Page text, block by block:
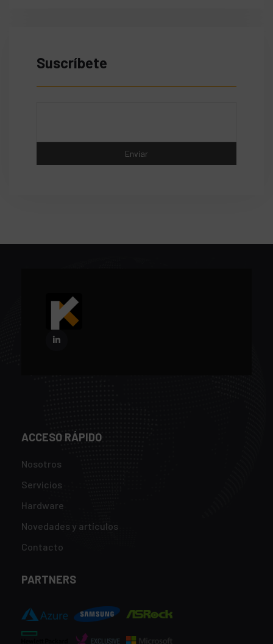
Suscríbete
ACCESO RÁPIDO
Nosotros
Servicios
Hardware
Novedades y artículos
Contacto
PARTNERS